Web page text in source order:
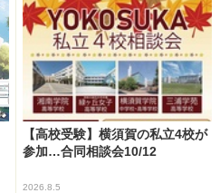
【高校受験】横須賀の私立4校が
参加…合同相談会10/12
2026.8.5